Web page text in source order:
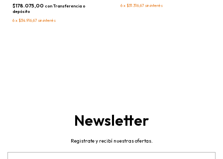
$178.075,00 con Transferencia o
depósito
6 x $34.916,67 sin interés
6 x $31.316,67 sin interés
Newsletter
Registrate y recibí nuestras ofertas.